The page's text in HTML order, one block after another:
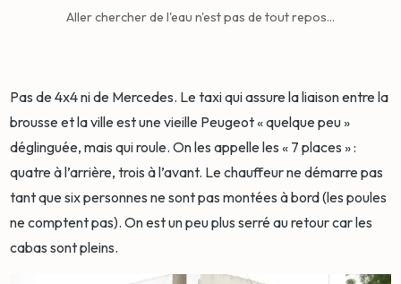
Aller chercher de l'eau n'est pas de tout repos...
Pas de 4x4 ni de Mercedes. Le taxi qui assure la liaison entre la
brousse et la ville est une vieille Peugeot « quelque peu »
déglinguée, mais qui roule. On les appelle les « 7 places » :
quatre à l’arrière, trois à l’avant. Le chauffeur ne démarre pas
tant que six personnes ne sont pas montées à bord (les poules
ne comptent pas). On est un peu plus serré au retour car les
cabas sont pleins.